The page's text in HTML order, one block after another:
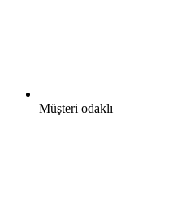
Müşteri odaklı